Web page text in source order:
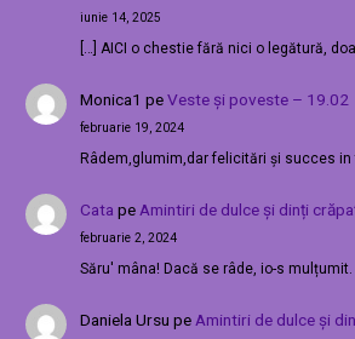
iunie 14, 2025
[…] AICI o chestie fără nici o legătură,
Monica1 peVeste și poveste – 19.02
februarie 19, 2024
Râdem,glumim,dar felicitări și succes
Cata pe Amintiri de dulce și dinți
februarie 2, 2024
Săru' mâna! Dacă se râde, io-s mulțumit.
Daniela Ursu pe Amintiri de dulce și